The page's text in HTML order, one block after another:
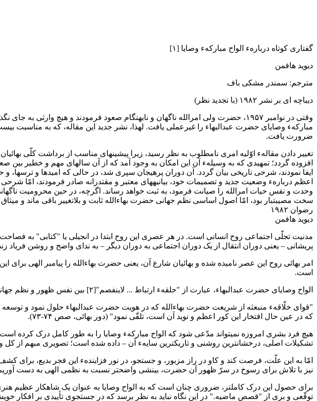
گفتاری کوتاه دربارهء الواح مبارکهء وصایا [۱]
دیوید هافمن
مترجم: سمندر مشکی باف
دیباچه ای بر نشر ۱۹۸۲ (با تجدید نظر)
وقتی در نوامبر ۱۹۵۷، حضرت ولی امرالله ناگهان و نابهنگام صعود فرمودند و هیچ
مبارکهء وصایای حضرت عبدالبهاء را غیرعملی یافت. لهذا، نشر جدید این مقاله، که به مناسبت
ضرورت یافت.
افزوده گردد؛ تمهیدی که به وسیلهء آن این امکان به وجود آمد که از آن سالهای مهم و خطیر
ایفا نمودند، شرحی تاریخی بیان گردد. آن دوران پرهیجان سپری شد، در حالی که امیدها و ترسها، و
اعظم دربارهء وضعیت جدید و تصمیمات خود، بیانیههای معتبر و مقتدرانه صادر فرمودند، امّا
وحدت و نفس حیات امرالله را صیانت فرمود، به ثبت خواهد رساند. اگرچه، در حین محرومیت
سخت مصیبتبار بود، امّا اصول اساسی نظم جهانی حضرت بهاءالله ثابت و بلاتغییر باقی ماند و
رضوان ۱۹۸۲
دیوید هافمن
مدنیت تجلّی اجتماعی روح انسانی است. در هر عصری این روح ابتدا در انجیلی یا "کتابی" به
پریشانی – یعنی دوران انتقال از یک دوران اجتماعی به دوران دیگر – به ندای واضح و روشن فریاد
امر بهائی روح این عصر نامیده شده و بهائیان شارع آن، یعنی حضرت بهاءالله را پیامبر الهی
است.
الواح وصایای حضرت عبدالبهاء، عبارت از "حلقهء ارتباط ... لاینفصم"[۲] بین نفس ظهور و نظم جهانی است؛ نظمی که مقدّر است توسّط این ظهور مبارک در عالم ایجاد شود و ترویج گردد.
"قوای خلّاقهء منبعثه از شریعت حضرت بهاءالله که در هویت حضرت عبدالبهاء حلول نمود و توسعه
که در عین حال افتخار این کور اعظم و نوید آن است، تلقّی نمود" (دور بهائی، صص ۷۴-۷۳).
تشکیلات اصلی، درخشانترین روشنی و تاریکترین سایهء آن – داده شده است؛ تصویری مبهم از
امّا به این علّت، فرصت کند و کاو در راز مزبور، و جستجو، در نور فزایندهء این فجر بدیع، برای
نیز با تلاش برای رسوخ در سرّ ظهور آن حضرت، بینشی واضحتر نسبت به نظمی الهی به دست
توقّعی و بری از "قصص ماضیه." در این نگاه نباید به نظر برسد که در جستجوی تأییدی بر افکار